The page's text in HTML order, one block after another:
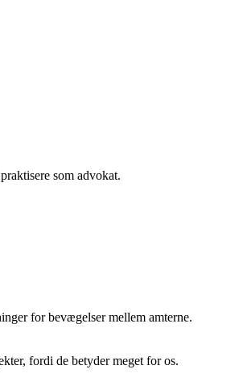
som advokat.
for bevægelser mellem amterne.
fordi de betyder meget for os.